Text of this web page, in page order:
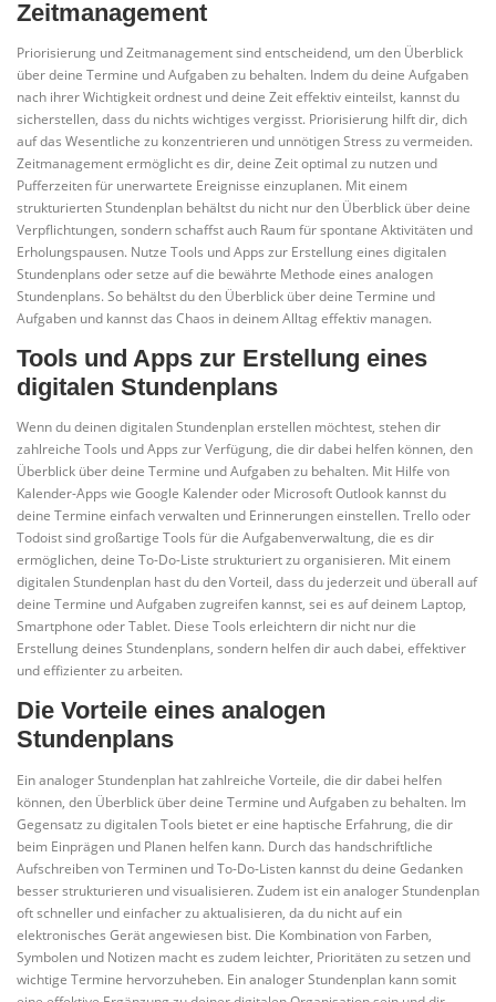
Zeitmanagement
Priorisierung und Zeitmanagement sind entscheidend, um den Überblick
über deine Termine und Aufgaben zu behalten. Indem du deine Aufgaben
nach ihrer Wichtigkeit ordnest und deine Zeit effektiv einteilst, kannst du
sicherstellen, dass du nichts wichtiges vergisst. Priorisierung hilft dir, dich
auf das Wesentliche zu konzentrieren und unnötigen Stress zu vermeiden.
Zeitmanagement ermöglicht es dir, deine Zeit optimal zu nutzen und
Pufferzeiten für unerwartete Ereignisse einzuplanen. Mit einem
strukturierten Stundenplan behältst du nicht nur den Überblick über deine
Verpflichtungen, sondern schaffst auch Raum für spontane Aktivitäten und
Erholungspausen. Nutze Tools und Apps zur Erstellung eines digitalen
Stundenplans oder setze auf die bewährte Methode eines analogen
Stundenplans. So behältst du den Überblick über deine Termine und
Aufgaben und kannst das Chaos in deinem Alltag effektiv managen.
Tools und Apps zur Erstellung eines
digitalen Stundenplans
Wenn du deinen digitalen Stundenplan erstellen möchtest, stehen dir
zahlreiche Tools und Apps zur Verfügung, die dir dabei helfen können, den
Überblick über deine Termine und Aufgaben zu behalten. Mit Hilfe von
Kalender-Apps wie Google Kalender oder Microsoft Outlook kannst du
deine Termine einfach verwalten und Erinnerungen einstellen. Trello oder
Todoist sind großartige Tools für die Aufgabenverwaltung, die es dir
ermöglichen, deine To-Do-Liste strukturiert zu organisieren. Mit einem
digitalen Stundenplan hast du den Vorteil, dass du jederzeit und überall auf
deine Termine und Aufgaben zugreifen kannst, sei es auf deinem Laptop,
Smartphone oder Tablet. Diese Tools erleichtern dir nicht nur die
Erstellung deines Stundenplans, sondern helfen dir auch dabei, effektiver
und effizienter zu arbeiten.
Die Vorteile eines analogen
Stundenplans
Ein analoger Stundenplan hat zahlreiche Vorteile, die dir dabei helfen
können, den Überblick über deine Termine und Aufgaben zu behalten. Im
Gegensatz zu digitalen Tools bietet er eine haptische Erfahrung, die dir
beim Einprägen und Planen helfen kann. Durch das handschriftliche
Aufschreiben von Terminen und To-Do-Listen kannst du deine Gedanken
besser strukturieren und visualisieren. Zudem ist ein analoger Stundenplan
oft schneller und einfacher zu aktualisieren, da du nicht auf ein
elektronisches Gerät angewiesen bist. Die Kombination von Farben,
Symbolen und Notizen macht es zudem leichter, Prioritäten zu setzen und
wichtige Termine hervorzuheben. Ein analoger Stundenplan kann somit